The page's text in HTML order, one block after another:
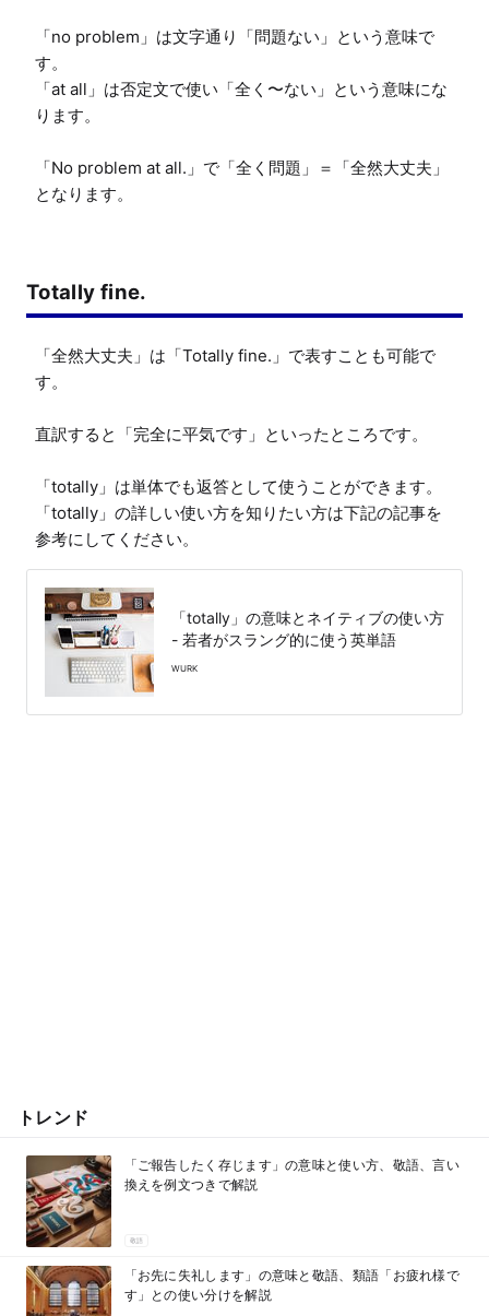
「no problem」は文字通り「問題ない」という意味で
す。
「at all」は否定文で使い「全く〜ない」という意味にな
ります。
「No problem at all.」で「全く問題」＝「全然大丈夫」
となります。
Totally fine.
「全然大丈夫」は「Totally fine.」で表すことも可能で
す。
直訳すると「完全に平気です」といったところです。
「totally」は単体でも返答として使うことができます。
「totally」の詳しい使い方を知りたい方は下記の記事を
参考にしてください。
「totally」の意味とネイティブの使い方
- 若者がスラング的に使う英単語
WURK
トレンド
「ご報告したく存じます」の意味と使い方、敬語、言い
換えを例文つきで解説
敬語
「お先に失礼します」の意味と敬語、類語「お疲れ様で
す」との使い分けを解説